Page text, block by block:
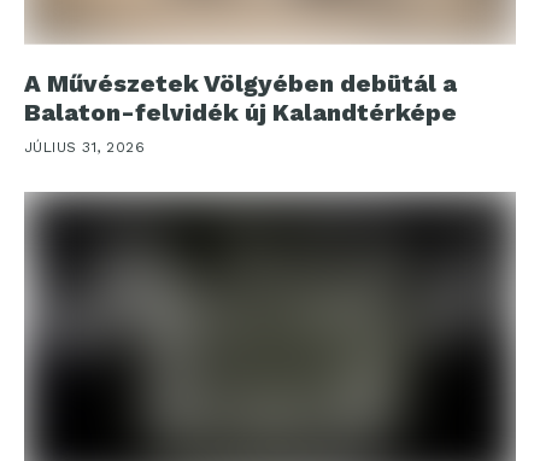
A Művészetek Völgyében debütál a
Balaton-felvidék új Kalandtérképe
JÚLIUS 31, 2026